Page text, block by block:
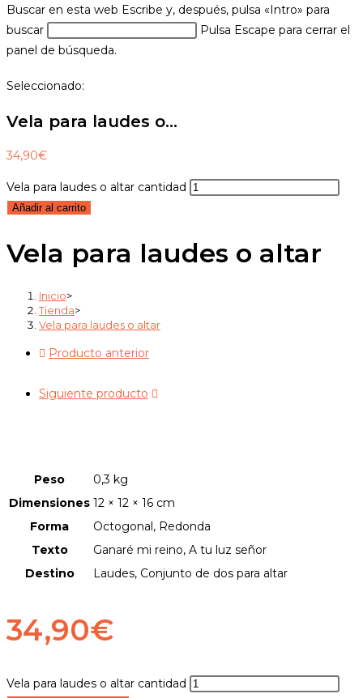
Buscar en esta web Escribe y, después, pulsa «Intro» para
buscar
Pulsa Escape para cerrar el
panel de búsqueda.
Seleccionado:
Vela para laudes o…
34,90€
Vela para laudes o altar cantidad
Añadir al carrito
Vela para laudes o altar
Inicio>
Tienda>
Vela para laudes o altar
Producto anterior
Siguiente producto
Peso
0,3 kg
Dimensiones 12 × 12 × 16 cm
Forma
Octogonal, Redonda
Texto
Ganaré mi reino, A tu luz señor
Destino
Laudes, Conjunto de dos para altar
34,90€
Vela para laudes o altar cantidad